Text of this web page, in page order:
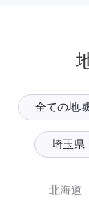
全ての地
埼玉県
北海道